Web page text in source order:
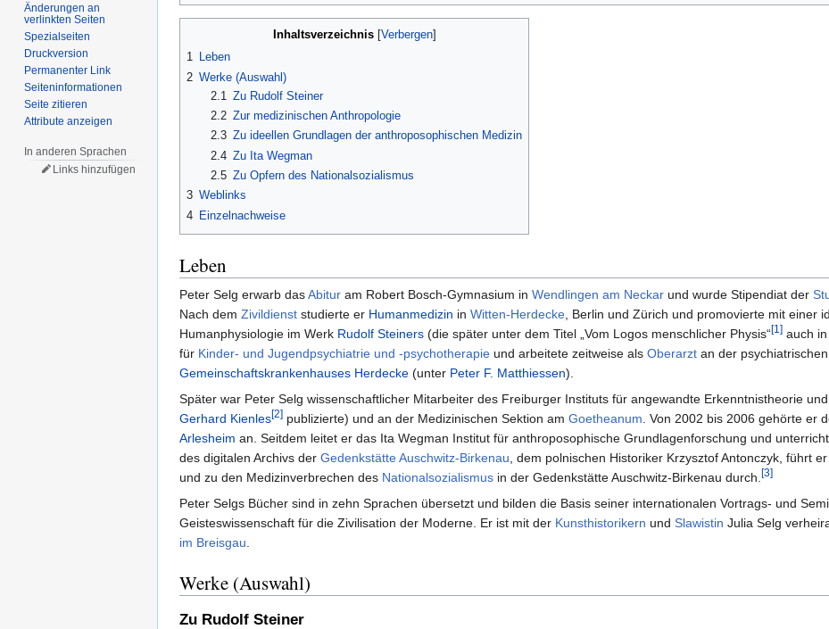
Inhaltsverzeichnis
1 Leben
2 Werke (Auswahl)
2.1 Zu Rudolf Steiner
2.2 Zur medizinischen Anthropologie
2.3 Zu ideellen Grundlagen der anthroposophischen Medizin
2.4 Zu Ita Wegman
2.5 Zu Opfern des Nationalsozialismus
3 Weblinks
4 Einzelnachweise
Leben
Peter Selg erwarb dasAbitur am Robert Bosch-Gymnasium in Wendlingen am Neckar und wurde Stipendiat der
Nach dem Zivildienst studierte er Humanmedizin in Witten-Herdecke, Berlin und Zürich und promovierte mit einer
Humanphysiologie im Werk Rudolf Steiners (die später unter dem Titel „Vom Logos menschlicher Physis“[1] auch
für Kinder- und Jugendpsychiatrie und -psychotherapie und arbeitete zeitweise als Oberarzt an der
Gemeinschaftskrankenhauses Herdecke (unter Peter F. Matthiessen).
Später war Peter Selg wissenschaftlicher Mitarbeiter des Freiburger Instituts für angewandte Erkenntnistheorie
Gerhard Kienles[2] publizierte) und an der Medizinischen Sektion am Goetheanum. Von 2002 bis 2006 gehörte er
Arlesheim an. Seitdem leitet er das Ita Wegman Institut für anthroposophische Grundlagenforschung und
des digitalen Archivs der Gedenkstätte Auschwitz-Birkenau, dem polnischen Historiker Krzysztof Antonczyk, führt
und zu den Medizinverbrechen des Nationalsozialismus in der Gedenkstätte Auschwitz-Birkenau durch.[3]
Peter Selgs Bücher sind in zehn Sprachen übersetzt und bilden die Basis seiner internationalen Vortrags- und
Geisteswissenschaft für die Zivilisation der Moderne. Er ist mit der Kunsthistorikern und Slawistin Julia Selg
im Breisgau.
Werke (Auswahl)
Zu Rudolf Steiner
Änderungen an
verlinkten Seiten
Spezialseiten
Druckversion
Permanenter Link
Seiten­informationen
Seite zitieren
Attribute anzeigen
In anderen Sprachen
Links hinzufügen